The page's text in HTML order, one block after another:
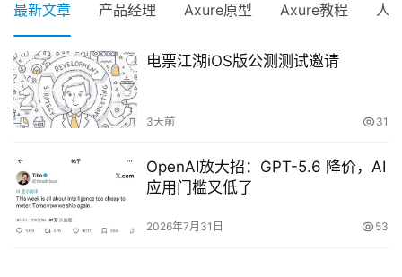
最新文章 产品经理 Axure原型 Axure教程 人
电票江湖iOS版公测测试邀请
3天前 31
OpenAI放大招：GPT-5.6 降价，AI
应用门槛又低了
2026年7月31日 53